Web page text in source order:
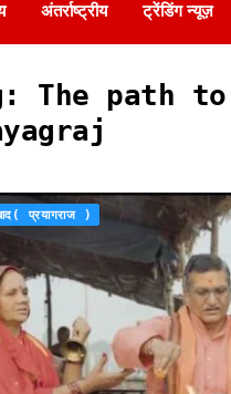
अंतर्राष्ट्रीय ट्रेंडिंग न्यूज़
The path
प्रयागराज )